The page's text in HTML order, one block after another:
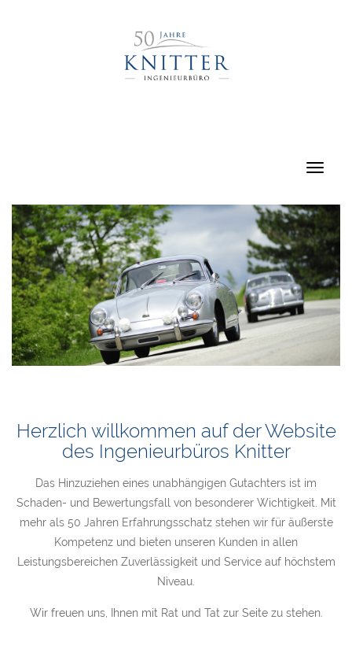
Herzlich willkommen auf der Website
des Ingenieurbüros Knitter
Das Hinzuziehen eines unabhängigen Gutachters ist im
Schaden- und Bewertungsfall von besonderer Wichtigkeit. Mit
mehr als 50 Jahren Erfahrungsschatz stehen wir für äußerste
Kompetenz und bieten unseren Kunden in allen
Leistungsbereichen Zuverlässigkeit und Service auf höchstem
Niveau.
Wir freuen uns, Ihnen mit Rat und Tat zur Seite zu stehen.